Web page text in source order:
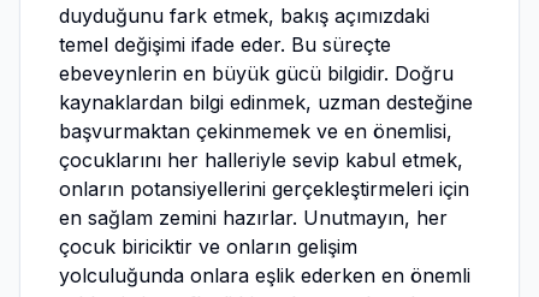
duyduğunu fark etmek, bakış açımızdaki
temel değişimi ifade eder. Bu süreçte
ebeveynlerin en büyük gücü bilgidir. Doğru
kaynaklardan bilgi edinmek, uzman desteğine
başvurmaktan çekinmemek ve en önemlisi,
çocuklarını her halleriyle sevip kabul etmek,
onların potansiyellerini gerçekleştirmeleri için
en sağlam zemini hazırlar. Unutmayın, her
çocuk biriciktir ve onların gelişim
yolculuğunda onlara eşlik ederken en önemli